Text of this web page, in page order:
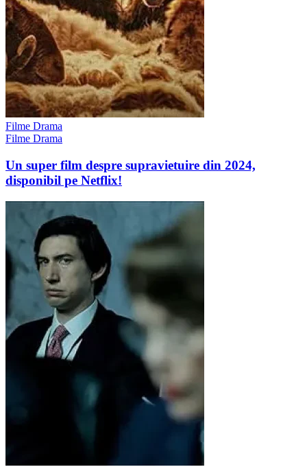
Filme Drama
Filme Drama
Un super film despre supravietuire din 2024,
disponibil pe Netflix!